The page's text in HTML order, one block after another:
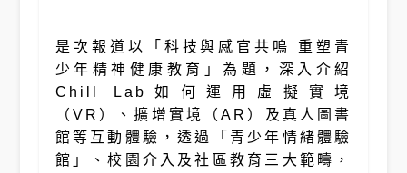
是次報道以「科技與感官共鳴 重塑青
少年精神健康教育」為題，深入介紹
Chill Lab如何運用虛擬實境
（VR）、擴增實境（AR）及真人圖書
館等互動體驗，透過「青少年情緒體驗
館」、校園介入及社區教育三大範疇，